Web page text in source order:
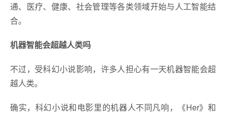
通、医疗、健康、社会管理等各类领域开始与人工智能结
合。
机器智能会超越人类吗
不过，受科幻小说影响，许多人担心有一天机器智能会超
越人类。
确实，科幻小说和电影里的机器人不同凡响，《Her》和